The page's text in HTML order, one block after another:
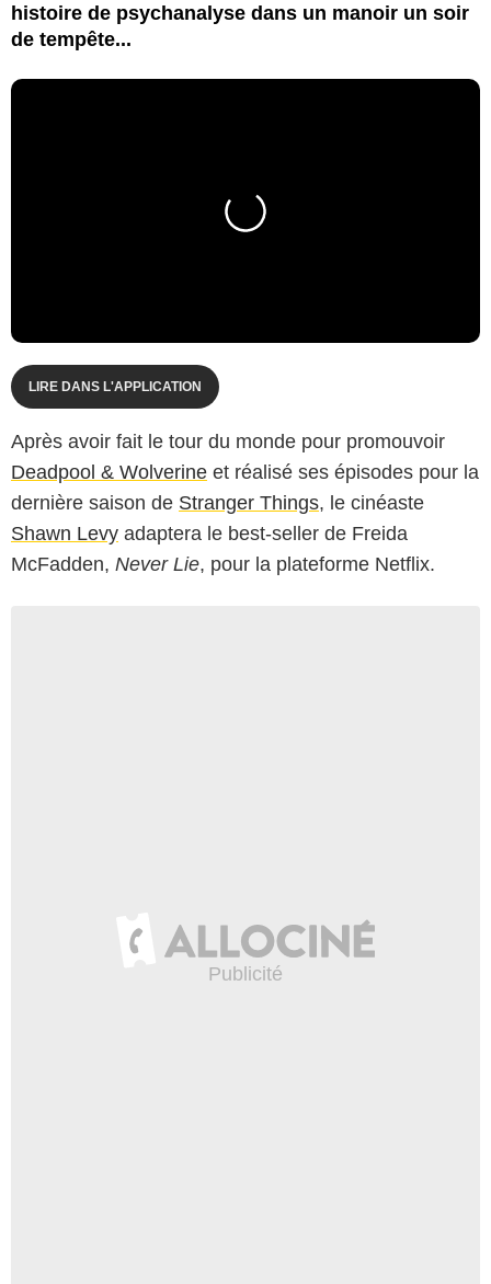
histoire de psychanalyse dans un manoir un soir
de tempête...
LIRE DANS L'APPLICATION
Après avoir fait le tour du monde pour promouvoir
Deadpool & Wolverine et réalisé ses épisodes pour la
dernière saison de Stranger Things, le cinéaste
Shawn Levy adaptera le best-seller de Freida
McFadden, Never Lie, pour la plateforme Netflix.